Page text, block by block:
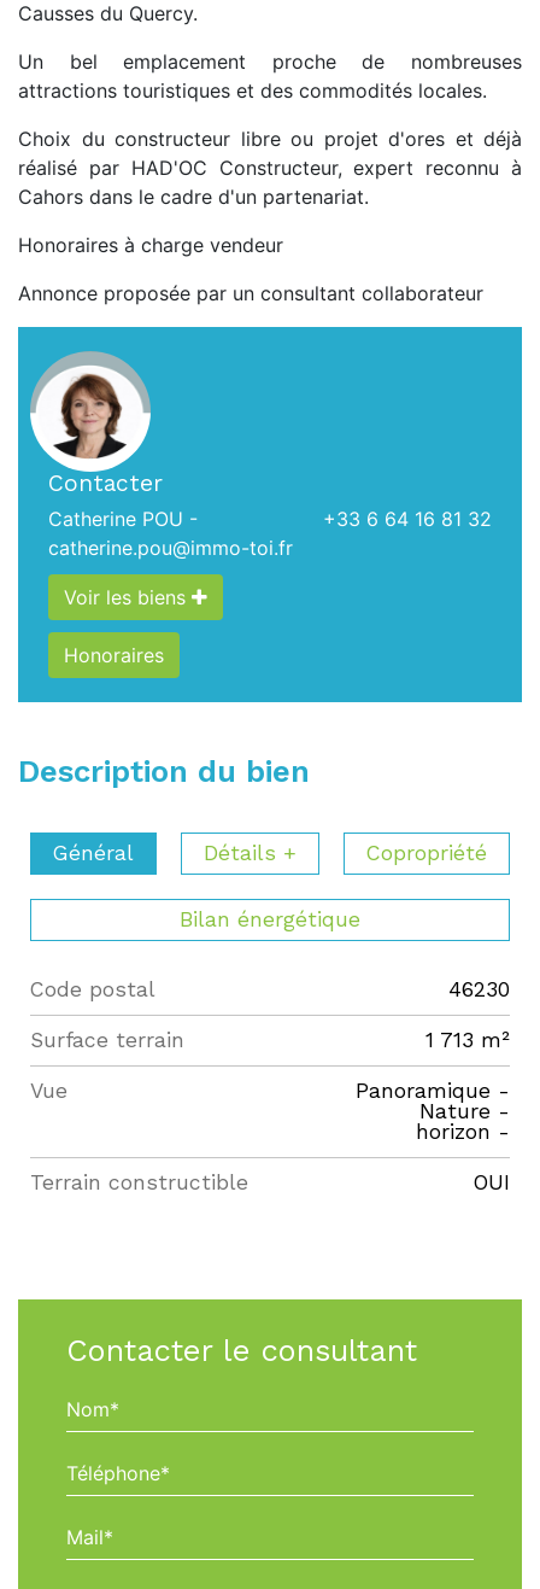
Causses du Quercy.
Un bel emplacement proche de nombreuses
attractions touristiques et des commodités locales.
Choix du constructeur libre ou projet d'ores et déjà
réalisé par HAD'OC Constructeur, expert reconnu à
Cahors dans le cadre d'un partenariat.
Honoraires à charge vendeur
Annonce proposée par un consultant collaborateur
Contacter
Catherine POU -
+33 6 64 16 81 32
catherine.pou@immo-toi.fr
Voir les biens
Honoraires
Description du bien
Général Détails + Copropriété
Bilan énergétique
Label Value
Code postal 46230
surface terrain 1 713 m²
Vue
Panoramique -
Nature -
horizon -
Terrain constructible OUI
Contacter le consultant
Nom*
Téléphone*
Mail*